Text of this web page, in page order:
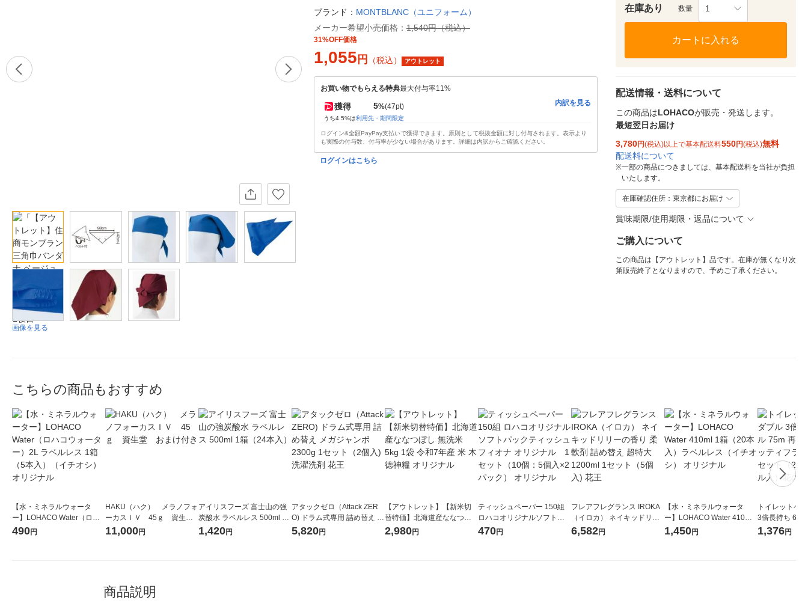
画像を見る
ブランド： MONTBLANC（ユニフォーム）
メーカー希望小売価格： 1,540円（税込）
31%OFF価格
1,055 円 （税込） アウトレット
お買い物でもらえる特典最大付与率11%
獲得 5%(47pt)
うち4.5%は利用先・期間限定
内訳を見る
ログイン&全額PayPay支払いで獲得できます。原則として税抜金額に対し付与されます。表示より
も実際の付与数、付与率が少ない場合があります。詳細は内訳からご確認ください。
ログインはこちら
在庫あり 数量 1
カートに入れる
配送情報・送料について
この商品はLOHACOが販売・発送します。
最短翌日お届け
3,780円(税込)以上で基本配送料550円(税込)無料
配送料について
※一部の商品につきましては、基本配送料を当社が負担
いたします。
在庫確認住所：東京都にお届け
賞味期限/使用期限・返品について
ご購入について
この商品は【アウトレット】品です。在庫が無くなり次
第販売終了となりますので、予めご了承ください。
こちらの商品もおすすめ
【水・ミネラルウォータ
ー】LOHACO Water（ロハ
コウォーター）2L ラベルレ
490円
HAKU（ハク） メラノフォ
ーカスＩＶ 45ｇ 資生
堂 おまけ付き
11,000円
アイリスフーズ 富士山の強
炭酸水 ラベルレス 500ml 1
箱（24本入）
1,420円
アタックゼロ（Attack ZER
O) ドラム式専用 詰め替え メ
ガジャンボ 2300g 1セット
（2個入) 洗濯洗剤 花王
5,820円
【アウトレット】【新米切
替特価】北海道産ななつぼ
し 無洗米 5kg 1袋 令和7年産
米 木徳神糧 オリジナル
2,980円
ティッシュペーパー 150組
ロハコオリジナルソフトパ
ックティッシュ フィオナ オ
470円
フレアフレグランス IROKA
（イロカ） ネイキッドリリ
ーの香り 柔軟剤 詰め替え 超
特大 1200ml 1セット（5個
6,582円
【水・ミネラルウォータ
ー】LOHACO Water 410ml
1箱（20本入）ラベルレス
（イチオシ） オリジナル
1,450円
トイレットペ
3倍長持ち 6ロール
紙配合 スコッ
パック 1セッ
1,376円
商品説明